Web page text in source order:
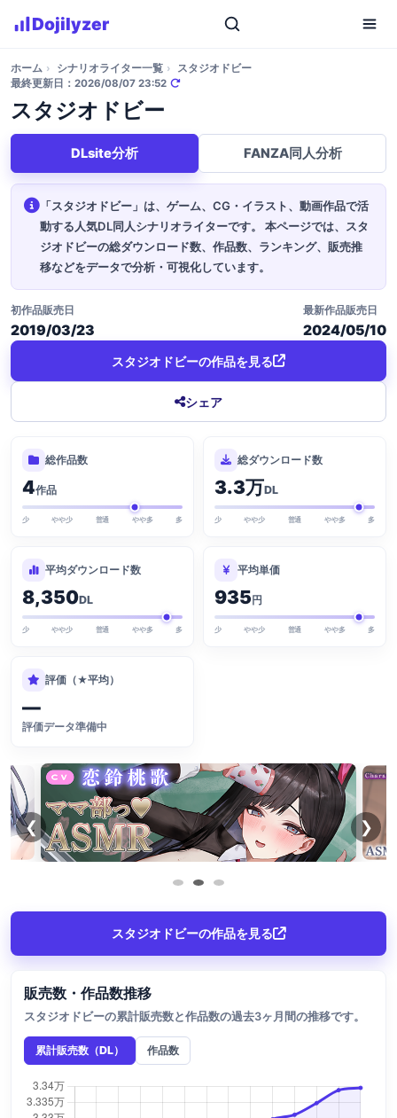
Dojilyzer
ホーム › シナリオライター一覧 ›
スタジオドビー
最終更新日：2026/08/07 23:52
スタジオドビー
DLsite分析 FANZA同人分析
「スタジオドビー」は、ゲーム、CG・イラスト、動画作品で活
動する人気DL同人シナリオライターです。
本ページでは、スタ
ジオドビーの総ダウンロード数、作品数、ランキング、販売推
移などをデータで分析・可視化しています。
初作品販売日
2019/03/23
最新作品販売日
2024/05/10
シェア
スタジオドビーの作品を見る
総作品数
4作品
少 やや少 普通 やや多 多
総ダウンロード数
3.3万DL
少 やや少 普通 やや多 多
平均ダウンロード数
8,350DL
少 やや少 普通 やや多 多
平均単価
935円
少 やや少 普通 やや多 多
評価（★平均）
—
評価データ準備中
❮ ❯
スタジオドビーの作品を見る
販売数・作品数推移
スタジオドビーの累計販売数と作品数の過去3ヶ月間の推移です。
累計販売数（DL） 作品数